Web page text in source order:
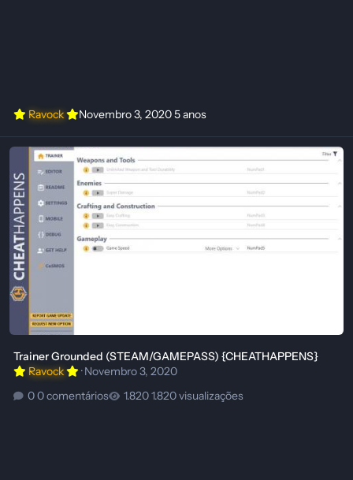
Ravock Novembro 3, 20205 anos
Trainer Grounded (STEAM/GAMEPASS) {CHEATHAPPENS}
Trainer Grounded (STEAM/GAMEPASS) {CHEATHAPPENS}
Ravock
·Novembro 3, 2020
0 comentários
1.820 visualizações